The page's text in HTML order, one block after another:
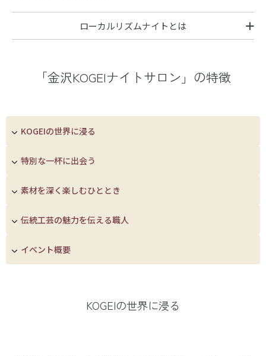
ローカルリズムナイトとは
「金沢KOGEIナイトサロン」の特徴
KOGEIの世界に浸る
特別な一杯に出会う
素材を深く楽しむひととき
伝統工芸の魅力を伝える職人
イベント概要
KOGEIの世界に浸る